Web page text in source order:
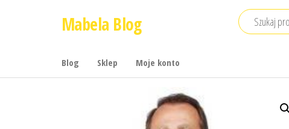
Mabela Blog
Blog Sklep Moje konto